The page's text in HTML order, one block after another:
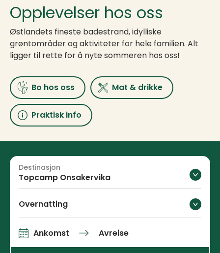
Opplevelser hos oss
Østlandets fineste badestrand, idylliske
grøntområder og aktiviteter for hele familien. Alt
ligger til rette for å nyte sommeren hos oss!
Bo hos oss Mat & drikke
Praktisk info
Topcamp Onsakervika
Destinasjon
Overnatting
Ankomst og avreise
Ankomst Avreise